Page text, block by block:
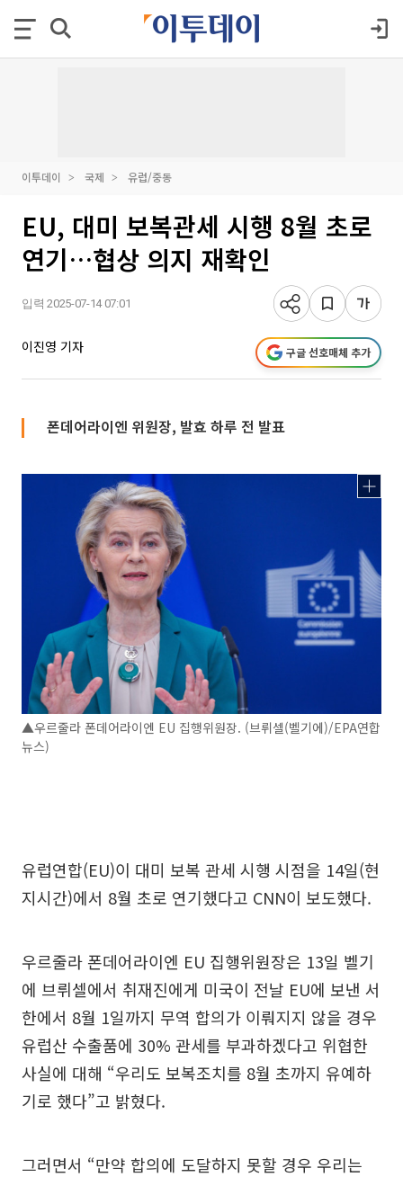
이투데이 국제 유럽/중동
EU, 대미 보복관세 시행 8월 초로
연기…협상 의지 재확인
입력 2025-07-14 07:01
이진영 기자 구글 선호매체 추가
폰데어라이엔 위원장, 발효 하루 전 발표
▲우르줄라 폰데어라이엔 EU 집행위원장. (브뤼셀(벨기에)/EPA연합
뉴스)
유럽연합(EU)이 대미 보복 관세 시행 시점을 14일(현
지시간)에서 8월 초로 연기했다고 CNN이 보도했다.
우르줄라 폰데어라이엔 EU 집행위원장은 13일 벨기
에 브뤼셀에서 취재진에게 미국이 전날 EU에 보낸 서
한에서 8월 1일까지 무역 합의가 이뤄지지 않을 경우
유럽산 수출품에 30% 관세를 부과하겠다고 위협한
사실에 대해 “우리도 보복조치를 8월 초까지 유예하
기로 했다”고 밝혔다.
그러면서 “만약 합의에 도달하지 못할 경우 우리는